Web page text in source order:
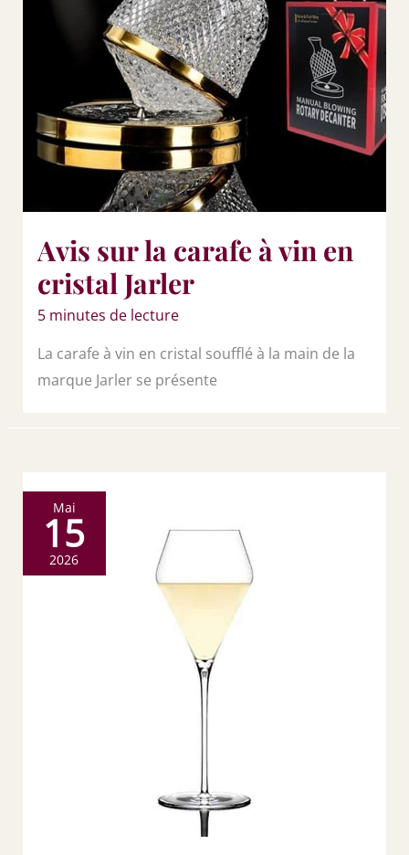
Avis sur la carafe à vin en
cristal Jarler
5 minutes de lecture
La carafe à vin en cristal soufflé à la main de la
marque Jarler se présente
Mai
15
2026